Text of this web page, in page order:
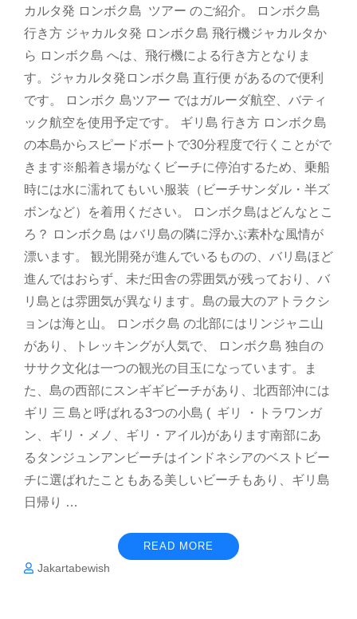
カルタ発 ロンボク島 ツアー のご紹介。 ロンボク島
行き方 ジャカルタ発 ロンボク島 飛行機ジャカルタか
ら ロンボク島 へは、飛行機による行き方となりま
す。ジャカルタ発ロンボク島 直行便 があるので便利
です。 ロンボク 島ツアー ではガルーダ航空、バティ
ック航空を使用予定です。 ギリ島 行き方 ロンボク島
の本島からスピードボートで30分程度で行くことがで
きます※船着き場がなくビーチに停泊するため、乗船
時には水に濡れてもいい服装（ビーチサンダル・半ズ
ボンなど）を着用ください。 ロンボク島はどんなとこ
ろ？ ロンボク島 はバリ島の隣に浮かぶ素朴な風情が
漂います。 観光開発が進んでいるものの、バリ島ほど
進んではおらず、未だ田舎の雰囲気が残っており、バ
リ島とは雰囲気が異なります。島の最大のアトラクシ
ョンは海と山。 ロンボク島 の北部にはリンジャニ山
があり、トレッキングが人気で、 ロンボク島 独自の
ササク文化は一つの観光の目玉になっています。ま
た、島の西部にスンギギビーチがあり、北西部沖には
ギリ 三 島と呼ばれる3つの小島 ( ギリ ・トラワンガ
ン、ギリ・メノ、ギリ・アイル)があります南部にあ
るタンジュンアンビーチはインドネシアのベストビー
チに選ばれたこともある美しいビーチもあり、ギリ島
日帰り …
READ MORE
Jakartabewish